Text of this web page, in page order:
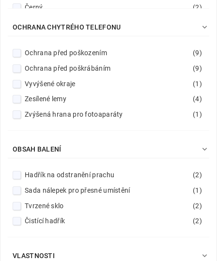
Černý
(2)
OCHRANA CHYTRÉHO TELEFONU 
Ochrana před poškozením
(9)
Ochrana před poškrábáním
(9)
Vyvýšené okraje
(1)
Zesílené lemy
(4)
Zvýšená hrana pro fotoaparáty
(1)
OBSAH BALENÍ 
Hadřík na odstranění prachu
(2)
Sada nálepek pro přesné umístění
(1)
Tvrzené sklo
(2)
Čistící hadřík
(2)
VLASTNOSTI 